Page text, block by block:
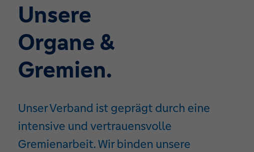
Unsere
Organe &
Gremien.
Unser Verband ist geprägt durch eine
intensive und vertrauensvolle
Gremienarbeit. Wir binden unsere